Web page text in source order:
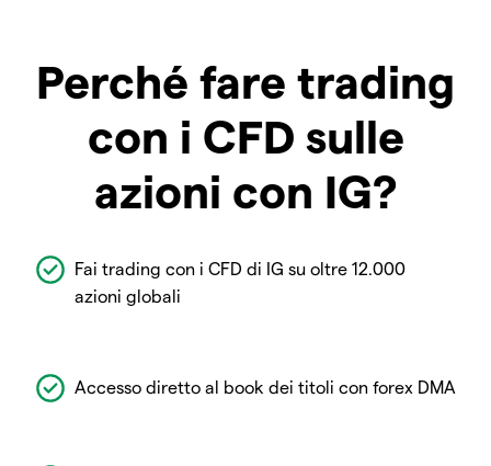
Perché fare trading
con i CFD sulle
azioni con IG?
Fai trading con i CFD di IG su oltre 12.000
azioni globali
Accesso diretto al book dei titoli con forex DMA